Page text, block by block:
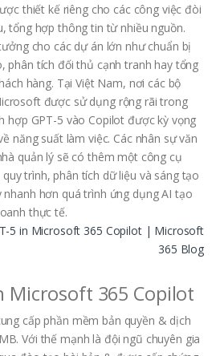
thiết kế riêng cho các công việc đòi
tổng hợp thông tin từ nhiều nguồn.
cho các dự án lớn như chuẩn bị
phân tích đối thủ cạnh tranh hay tổng
hàng. Tại Việt Nam, nơi các bộ
được sử dụng rộng rãi trong
hợp GPT-5 vào Copilot được kỳ vọng
năng suất làm việc. Các nhân sự văn
quản lý sẽ có thêm một công cụ
trình, phân tích dữ liệu và sáng tạo
hơn quá trình ứng dụng AI tạo
thực tế.
5 in Microsoft 365 Copilot | Microsoft
365 Blog
Microsoft 365 Copilot
cấp phần mềm bản quyền & dịch
Với thế mạnh là đội ngũ chuyên gia